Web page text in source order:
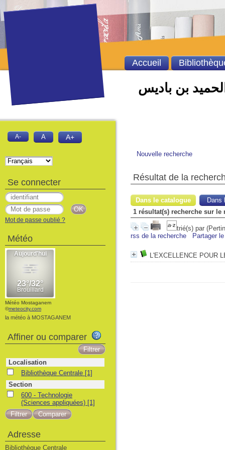
بن باديس
Nouvelle recherche
Résultat de la
Dans le catalogue
Dans
1 résultat(s) recherche sur
trié(s) par
rss de la recherche
Partager
L'EXCELLENCE POUR
Accueil
A- A A+
Se connecter
Mot de passe oublié ?
Météo
Météo Mostaganem
©meteocity.com
la météo à MOSTAGANEM
Affiner ou comparer
Localisation
Bibliothèque Centrale [1]
Section
600 - Technologie
(Sciences appliquées) [1]
Adresse
Bibliothèque Centrale